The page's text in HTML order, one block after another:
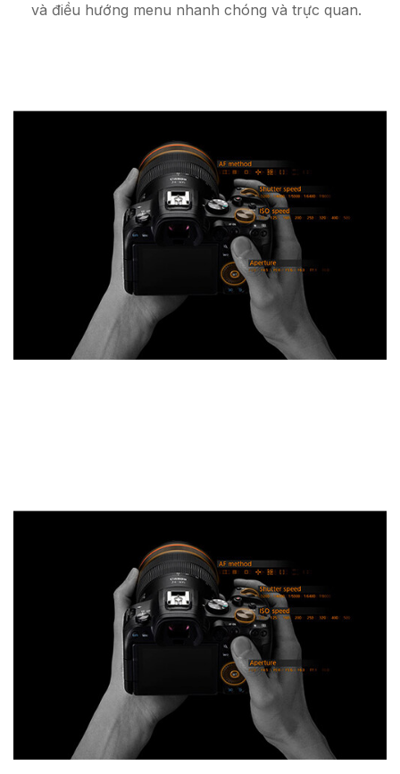
và điều hướng menu nhanh chóng và trực quan.